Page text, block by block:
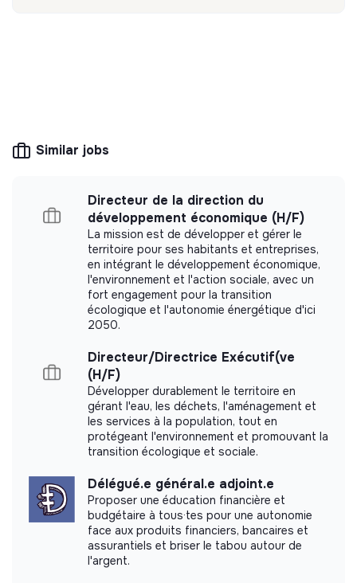
Accompagné des différents métiers experts, vous vous
organisation, recrutement, etc. et vous exploitez
VOTRE magasin !
making potential is limited. It may be an
More information
Website
Cooperative
> 2000 employees
Distribution
Impact study
Coopérative Biocoop did not yet communicate its
impact measurement.
Labels and certifications
Similar jobs
Directeur de la direction du
développement économique (H/F)
La mission est de développer et gérer le
territoire pour ses habitants et entreprises,
en intégrant le développement économique,
l'environnement et l'action sociale, avec un
fort engagement pour la transition
écologique et l'autonomie énergétique d'ici
2050.
Directeur/Directrice Exécutif(ve
(H/F)
Développer durablement le territoire en
gérant l'eau, les déchets, l'aménagement et
les services à la population, tout en
protégeant l'environnement et promouvant la
transition écologique et sociale.
Délégué.e général.e adjoint.e
Proposer une éducation financière et
budgétaire à tous·tes pour une autonomie
face aux produits financiers, bancaires et
assurantiels et briser le tabou autour de
l'argent.